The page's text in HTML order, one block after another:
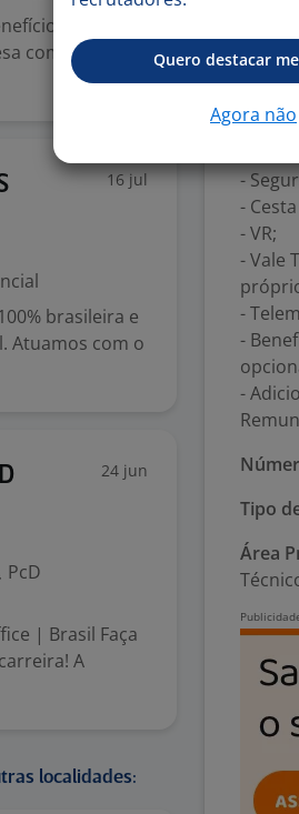
do
com presença
16 jul
brasileira e
Atuamos com o
24 jun
PcD
| Brasil Faça
A
localidades:
Ter
Esta
-
-
-
-
- VR;
- Vale
-
-
-
Tipo
Área
Quero destacar
Agora não